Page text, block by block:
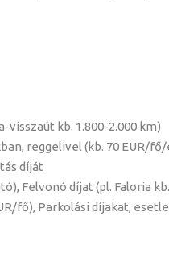
kb. 1.800-2.000 km)
reggelivel (kb. 70 EUR/
díját
Felvonó díjat (pl. Faloria
fő), Parkolási díjakat,